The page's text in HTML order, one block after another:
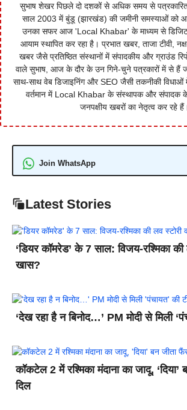
सुभाष शेखर पिछले दो दशकों से अधिक समय से
साल 2003 में बुंडू (झारखंड) की जमीनी समस्याओं
उनका सफर आज 'Local Khabar' के माध्यम से
आयाम स्थापित कर रहा है। प्रभात खबर, ताजा टीवी,
खबर जैसे प्रतिष्ठित संस्थानों में संपादकीय और ग्राउंड
वाले सुभाष, आज के दौर के उन गिने-चुने पत्रकारों में से हैं
साथ-साथ वेब डिजाइनिंग और SEO जैसी तकनीकी विधाओं
वर्तमान में Local Khabar के संस्थापक और संपादक
जनपक्षीय खबरों का नेतृत्व कर रहे
Join WhatsApp
Latest Stories
‘डियर कॉमरेड’ के 7 साल: विजय-रश्मिका की
खास?
‘देख रहा है न बिनोद…’ PM मोदी से मिली
कॉकटेल 2 में रश्मिका मंदाना का जादू,
दिल